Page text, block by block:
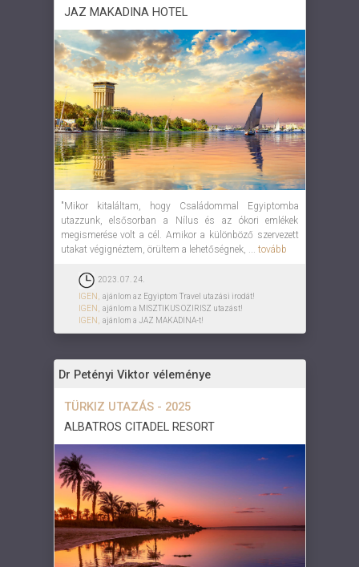
JAZ MAKADINA HOTEL
"Mikor kitaláltam, hogy Családommal Egyiptomba
utazzunk, elsősorban a Nílus és az ókori emlékek
megismerése volt a cél. Amikor a különböző szervezett
utakat végignéztem, örültem a lehetőségnek, ... tovább
2023. 07. 24.
IGEN,
ajánlom az Egyiptom Travel utazási irodát!
IGEN,
ajánlom a MISZTIKUS OZIRISZ utazást!
IGEN,
ajánlom a JAZ MAKADINA-t!
Dr Petényi Viktor véleménye
TÜRKIZ UTAZÁS - 2025
ALBATROS CITADEL RESORT